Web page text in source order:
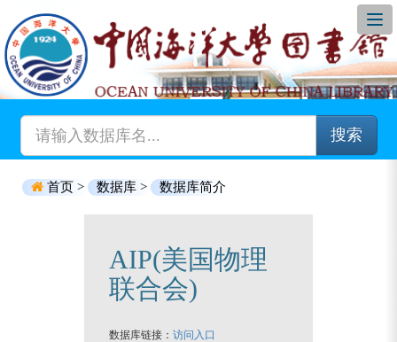
搜索
首页 > 数据库 > 数据库简介
AIP(美国物理
联合会)
数据库链接： 访问入口